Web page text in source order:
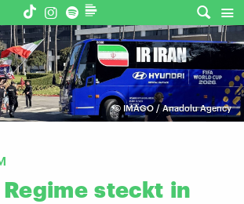
© IMAGO / Anadolu Agency
Regime steckt in